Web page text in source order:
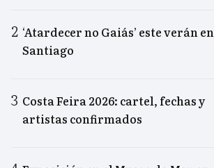
‘Atardecer no Gaiás’ este verán en
Santiago
Costa Feira 2026: cartel, fechas y
artistas confirmados